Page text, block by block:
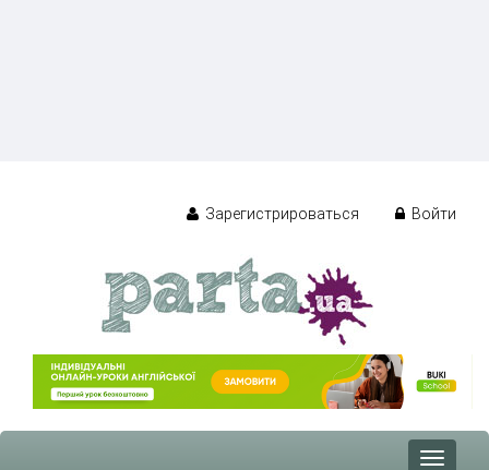
Зарегистрироваться Войти
Toggle